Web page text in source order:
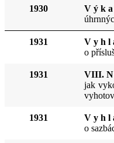
1930
V ý k a
1931
V y h l
o
1931
VIII. N
jak
1931
V y h l
o